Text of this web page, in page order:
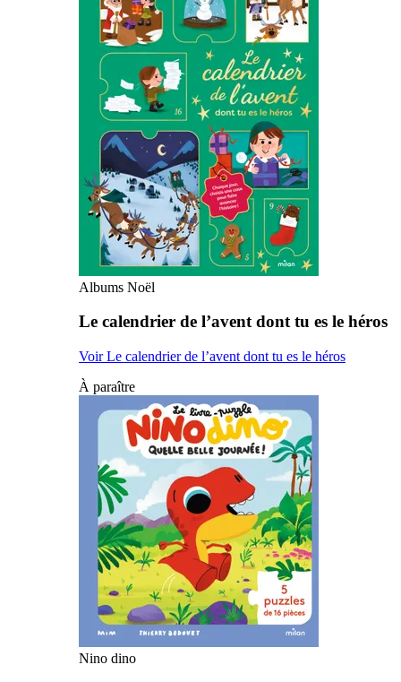
Albums Noël
Le calendrier de l’avent dont tu es le héros
Voir Le calendrier de l’avent dont tu es le héros
À paraître
Nino dino